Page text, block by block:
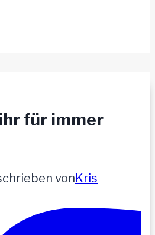
für immer
vonKris